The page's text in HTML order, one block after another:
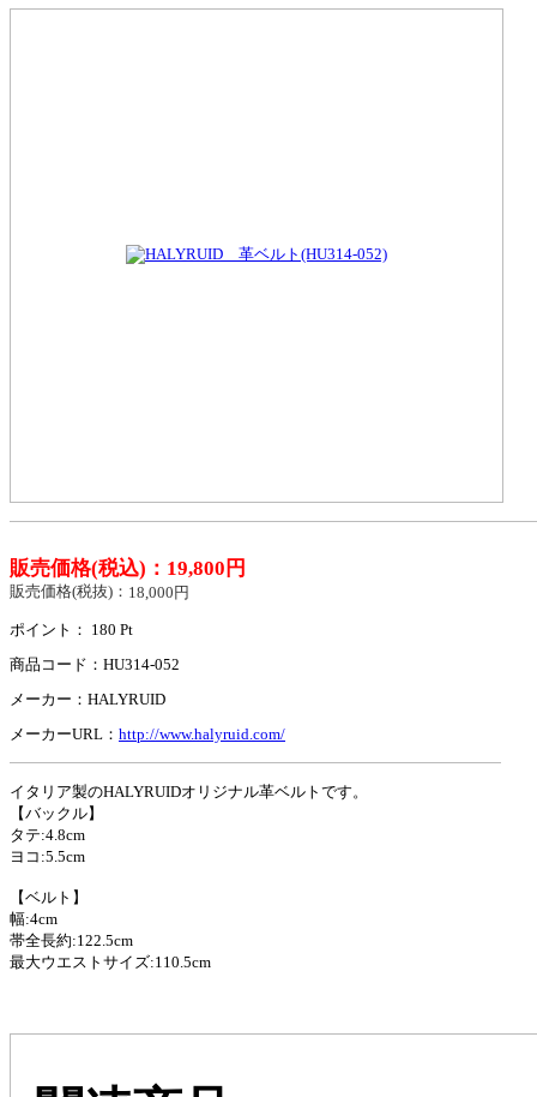
販売価格(税込)： 19,800円
販売価格(税抜)： 18,000円
ポイント： 180 Pt
商品コード： HU314-052
メーカー： HALYRUID
メーカーURL： http://www.halyruid.com/
イタリア製のHALYRUIDオリジナル革ベルトです。
【バックル】
タテ:4.8cm
ヨコ:5.5cm
【ベルト】
幅:4cm
帯全長約:122.5cm
最大ウエストサイズ:110.5cm